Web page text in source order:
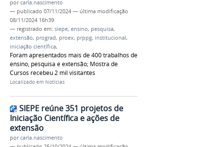
porcarla.nascimento
— publicado 07/11/2024 — última modificação
08/11/2024 16h39
— registrado em: siepe, ensino, pesquisa,
extensão, prograd, proex, prppg, institucional,
iniciação científica,
Foram apresentados mais de 400 trabalhos de
ensino, pesquisa e extensão; Mostra de
Cursos recebeu 2 mil visitantes
Localizado em Notícias
SIEPE reúne 351 projetos de
Iniciação Científica e ações de
extensão
porcarla.nascimento